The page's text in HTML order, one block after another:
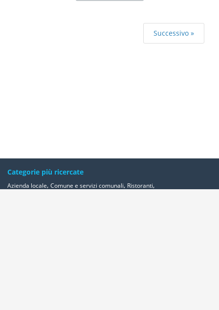
Successivo »
Categorie più ricercate
Azienda locale, Comune e servizi comunali, Ristoranti,